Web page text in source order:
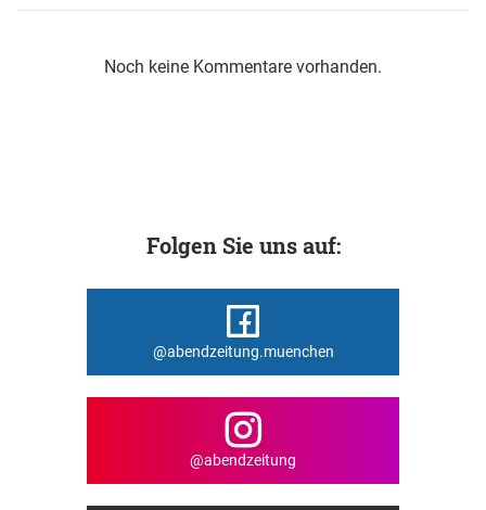
Noch keine Kommentare vorhanden.
Folgen Sie uns auf:
@abendzeitung.muenchen
@abendzeitung